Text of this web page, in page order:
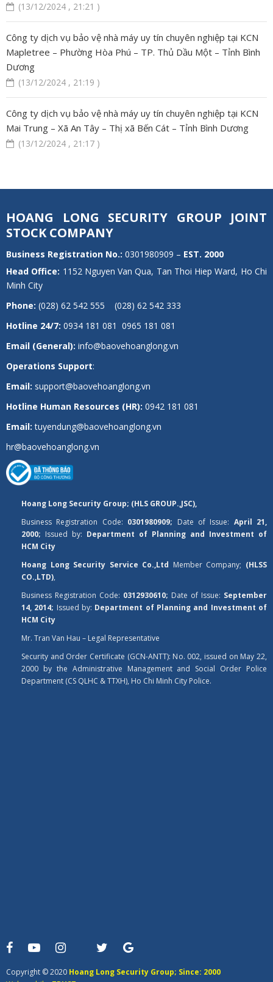
(13/12/2024 , 21:21 )
Công ty dịch vụ bảo vệ nhà máy uy tín chuyên nghiệp tại KCN
Mapletree – Phường Hòa Phú – TP. Thủ Dầu Một – Tỉnh Bình
Dương
(13/12/2024 , 21:19 )
Công ty dịch vụ bảo vệ nhà máy uy tín chuyên nghiệp tại KCN
Mai Trung – Xã An Tây – Thị xã Bến Cát – Tỉnh Bình Dương
(13/12/2024 , 21:17 )
HOANG LONG SECURITY GROUP JOINT
STOCK COMPANY
Business Registration No.: 0301980909 – EST. 2000
Head Office: 1152 Nguyen Van Qua, Tan Thoi Hiep Ward, Ho Chi
Minh City
Phone: (028) 62 542 555 (028) 62 542 333
Hotline 24/7: 0934 181 081 0965 181 081
Email (General): info@baovehoanglong.vn
Operations Support:
Email: support@baovehoanglong.vn
Hotline Human Resources (HR): 0942 181 081
Email: tuyendung@baovehoanglong.vn
hr@baovehoanglong.vn
Hoang Long Security Group; (HLS GROUP.,JSC),
Business Registration Code: 0301980909; Date of Issue: April 21,
2000; Issued by: Department of Planning and Investment of
HCM City
Hoang Long Security Service Co.,Ltd Member Company; (HLSS
CO.,LTD),
Business Registration Code: 0312930610; Date of Issue: September
14, 2014; Issued by: Department of Planning and Investment of
HCM City
Mr. Tran Van Hau – Legal Representative
Security and Order Certificate (GCN-ANTT): No. 002, issued on May 22,
2000 by the Administrative Management and Social Order Police
Department (CS QLHC & TTXH), Ho Chi Minh City Police.
Copyright © 2020 Hoang Long Security Group; Since: 2000